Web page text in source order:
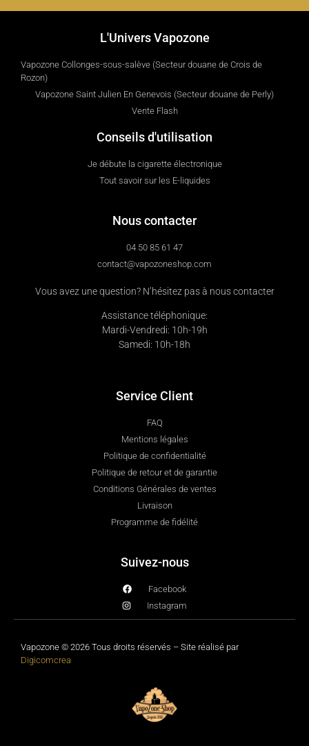
L'Univers Vapozone
Vapozone Collonges-sous-salève (Secteur douane de Crois de
Rozon)
Vapozone Saint Julien En Genevois (Secteur douane de Perly)
Vente Flash
Conseils d'utilisation
Je débute la cigarette électronique
Tout savoir sur les E-liquides
Nous contacter
04 50 85 61 47
contact@vapozoneshop.com
Vous avez une question? N’hésitez pas à nous contacter
Assistance téléphonique:
Mardi-Vendredi: 10h-19h
Samedi: 10h-18h
Service Client
FAQ
Mentions légales
Politique de confidentialité
Politique de retour et de garantie
Conditions Générales de ventes
Livraison
Programme de fidélité
Suivez-nous
Facebook
Instagram
Vapozone © 2026 Tous droits réservés – Site réalisé par
Digicomcrea